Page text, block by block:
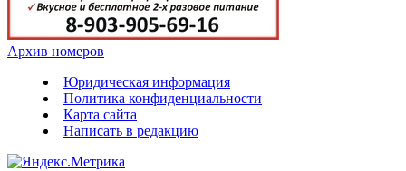
Архив номеров
Юридическая информация
Политика конфиденциальности
Карта сайта
Написать в редакцию